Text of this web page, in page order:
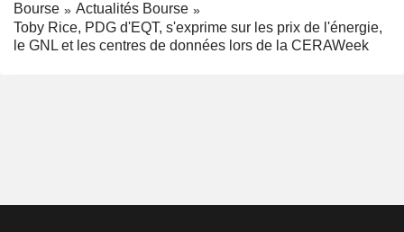
Bourse
Actualités Bourse
Toby Rice, PDG d'EQT, s'exprime sur les prix de l'énergie,
le GNL et les centres de données lors de la CERAWeek